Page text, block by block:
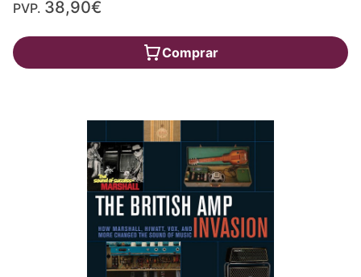
PVP. 38,90€
Comprar